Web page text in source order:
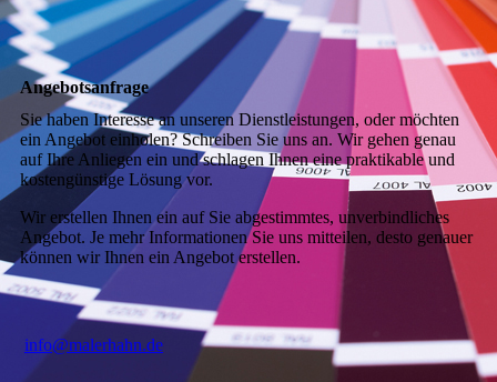
Angebotsanfrage
Sie haben Interesse an unseren Dienstleistungen, oder möchten
ein Angebot einholen? Schreiben Sie uns an. Wir gehen genau
auf Ihre Anliegen ein und schlagen Ihnen eine praktikable und
kostengünstige Lösung vor.
Wir erstellen Ihnen ein auf Sie abgestimmtes, unverbindliches
Angebot. Je mehr Informationen Sie uns mitteilen, desto genauer
können wir Ihnen ein Angebot erstellen.
info@malerhahn.de